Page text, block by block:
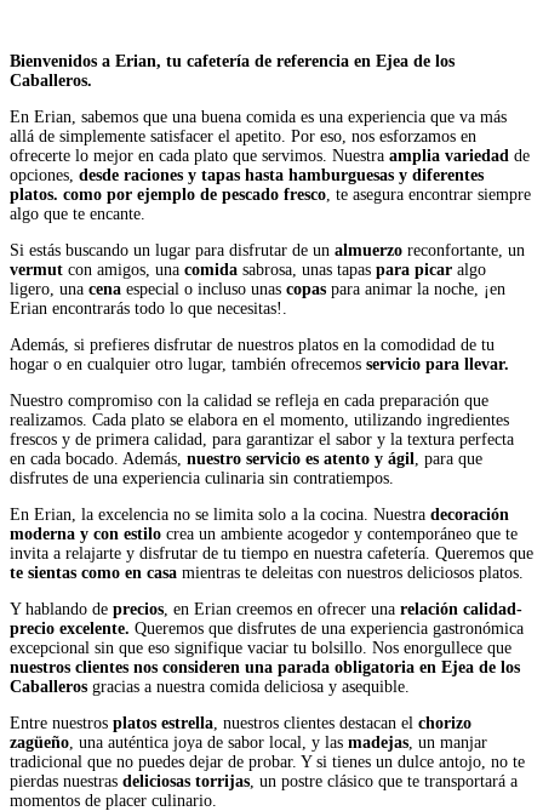
Bienvenidos a Erian, tu cafetería de referencia en Ejea de los
Caballeros.
En Erian, sabemos que una buena comida es una experiencia que va más
allá de simplemente satisfacer el apetito. Por eso, nos esforzamos en
ofrecerte lo mejor en cada plato que servimos. Nuestra amplia variedad de
opciones, desde raciones y tapas hasta hamburguesas y diferentes
platos. como por ejemplo de pescado fresco , te asegura encontrar siempre
algo que te encante.
Si estás buscando un lugar para disfrutar de un almuerzo reconfortante, un
vermut con amigos, una comida sabrosa, unas tapas para picar algo
ligero, una cena especial o incluso unas copas para animar la noche, ¡en
Erian encontrarás todo lo que necesitas!.
Además, si prefieres disfrutar de nuestros platos en la comodidad de tu
hogar o en cualquier otro lugar, también ofrecemos servicio para llevar.
Nuestro compromiso con la calidad se refleja en cada preparación que
realizamos. Cada plato se elabora en el momento, utilizando ingredientes
frescos y de primera calidad, para garantizar el sabor y la textura perfecta
en cada bocado. Además, nuestro servicio es atento y ágil
, para que
disfrutes de una experiencia culinaria sin contratiempos.
En Erian, la excelencia no se limita solo a la cocina. Nuestra decoración
moderna y con estilo crea un ambiente acogedor y contemporáneo que te
invita a relajarte y disfrutar de tu tiempo en nuestra cafetería. Queremos que
te sientas como en casa mientras te deleitas con nuestros deliciosos platos.
Y hablando de precios , en Erian creemos en ofrecer una relación calidad-
precio excelente. Queremos que disfrutes de una experiencia gastronómica
excepcional sin que eso signifique vaciar tu bolsillo. Nos enorgullece que
nuestros clientes nos consideren una parada obligatoria en Ejea de los
Caballeros gracias a nuestra comida deliciosa y asequible.
Entre nuestros platos estrella , nuestros clientes destacan el chorizo
zagüeño , una auténtica joya de sabor local, y las madejas , un manjar
tradicional que no puedes dejar de probar. Y si tienes un dulce antojo, no te
pierdas nuestras deliciosas torrijas , un postre clásico que te transportará a
momentos de placer culinario.